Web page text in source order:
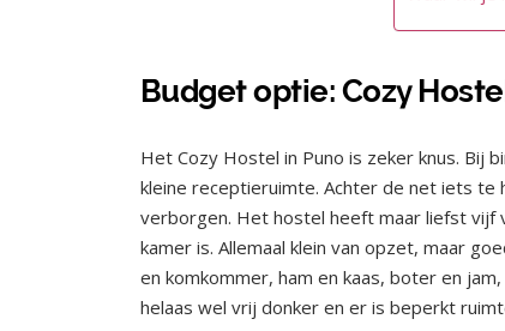
Budget optie: Cozy
Het Cozy Hostel in Puno is zeker knus. Bij
kleine receptieruimte. Achter de net iets
verborgen. Het hostel heeft maar liefst
kamer is. Allemaal klein van opzet, maar
en komkommer, ham en kaas, boter en
helaas wel vrij donker en er is beperkt